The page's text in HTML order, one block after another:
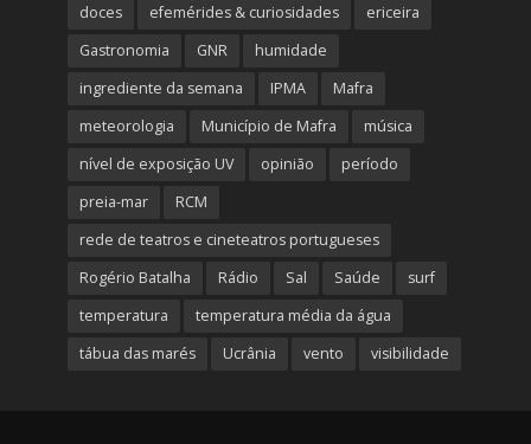
doces
efemérides & curiosidades
ericeira
Gastronomia
GNR
humidade
ingrediente da semana
IPMA
Mafra
meteorologia
Município de Mafra
música
nível de exposição UV
opinião
período
preia-mar
RCM
rede de teatros e cineteatros portugueses
Rogério Batalha
Rádio Sal Saúde
surf
temperatura
temperatura média da água
tábua das marés
Ucrânia vento visibilidade